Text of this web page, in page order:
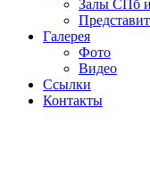
Залы СПб
Галерея
Фото
Видео
Ссылки
Контакты